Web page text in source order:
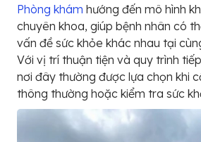
Phòng khám hướng đến mô hình
chuyên khoa, giúp bệnh nhân có
vấn đề sức khỏe khác nhau tại
Với vị trí thuận tiện và quy trình
nơi đây thường được lựa chọn khi
thông thường hoặc kiểm tra sức